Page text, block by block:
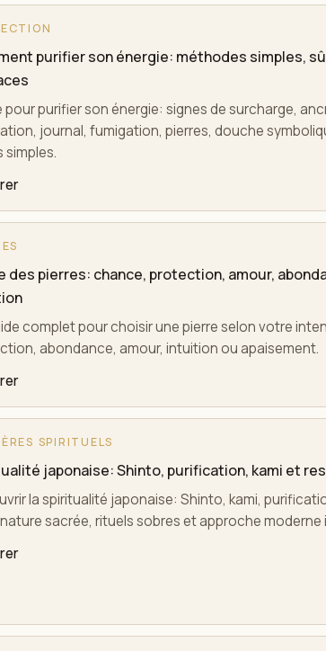
purifier son énergie: méthodes simples,
pour purifier son énergie: signes de surcharge,
journal, fumigation, pierres, douche
simples.
des pierres: chance, protection, amour,
complet pour choisir une pierre selon votre
abondance, amour, intuition ou apaisement.
SPIRITUELS
japonaise: Shinto, purification, kami et
la spiritualité japonaise: Shinto, kami,
sacrée, rituels sobres et approche moderne